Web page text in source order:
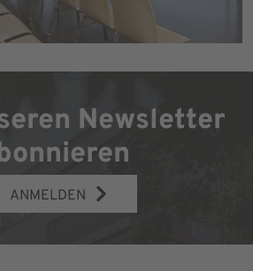
Newsletter
ANMELDEN